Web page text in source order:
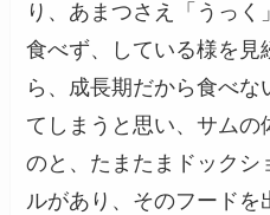
り、あまつさえ「うっ
食べず、している様を見
ら、成長期だから食べな
てしまうと思い、サムの
のと、たまたまドック
ルがあり、そのフードを